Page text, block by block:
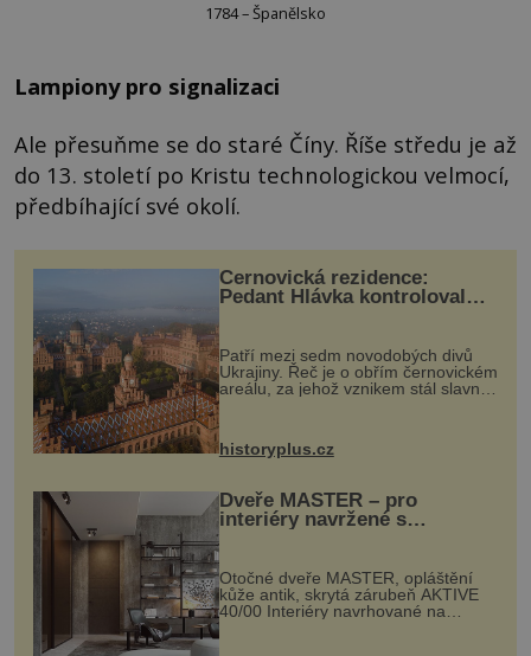
1784 – Španělsko
Lampiony pro signalizaci
Ale přesuňme se do staré Číny. Říše středu je až
do 13. století po Kristu technologickou velmocí,
předbíhající své okolí.
Černovická rezidence:
Pedant Hlávka kontroloval
Patří mezi sedm novodobých divů
Ukrajiny. Řeč je o obřím černovickém
areálu, za jehož vznikem stál slavný
český architekt Josef Hlávka. Ten si
na něm dal mimořádně záležet. Jeho
stavební plány by při ...
historyplus.cz
Dveře MASTER – pro
interiéry navržené s
rozumem i vášní!
Otočné dveře MASTER, opláštění
kůže antik, skrytá zárubeň AKTIVE
40/00 Interiéry navrhované na
zakázku často vyžadují atypické
rozměry nejen nábytku, ale i